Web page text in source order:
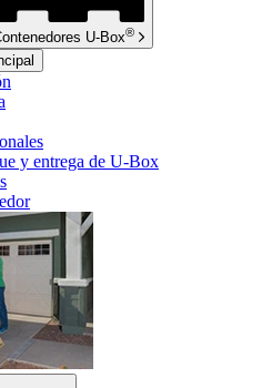
U-Box®
y entrega de U-Box